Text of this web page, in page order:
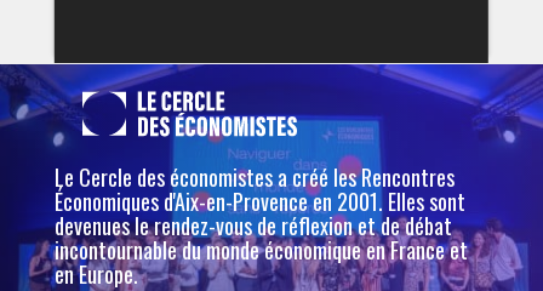
Le Cercle des économistes a créé les Rencontres
Économiques d'Aix-en-Provence en 2001. Elles sont
devenues le rendez-vous de réflexion et de débat
incontournable du monde économique en France et
en Europe.